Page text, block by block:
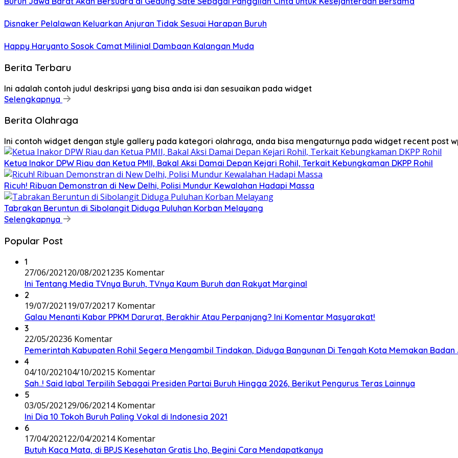
Disnaker Pelalawan Keluarkan Anjuran Tidak Sesuai Harapan Buruh
Happy Haryanto Sosok Camat Milinial Dambaan Kalangan Muda
Berita Terbaru
Ini adalah contoh judul deskripsi yang bisa anda isi dan sesuaikan pada widget
Selengkapnya
Berita Olahraga
Ini contoh widget dengan style gallery pada kategori olahraga, anda bisa mengaturnya pada widget recent post
Ketua Inakor DPW Riau dan Ketua PMII, Bakal Aksi Damai Depan Kejari Rohil, Terkait Kebungkaman DKPP Rohil
Ricuh! Ribuan Demonstran di New Delhi, Polisi Mundur Kewalahan Hadapi Massa
Tabrakan Beruntun di Sibolangit Diduga Puluhan Korban Melayang
Selengkapnya
Popular Post
1
27/06/202120/08/2021235 Komentar
Ini Tentang Media TVnya Buruh, TVnya Kaum Buruh dan Rakyat Marginal
2
19/07/2021 19/07/20217 Komentar
Galau Menanti Kabar PPKM Darurat, Berakhir Atau Perpanjang? Ini Komentar Masyarakat!
3
22/05/20236 Komentar
Pemerintah Kabupaten Rohil Segera Mengambil Tindakan, Diduga Bangunan Di Tengah Kota Memakan Badan
4
04/10/202104/10/20215 Komentar
Sah..! Said Iqbal Terpilih Sebagai Presiden Partai Buruh Hingga 2026, Berikut Pengurus Teras Lainnya
5
03/05/202129/06/20214 Komentar
Ini Dia 10 Tokoh Buruh Paling Vokal di Indonesia 2021
6
17/04/202122/04/20214 Komentar
Butuh Kaca Mata, di BPJS Kesehatan Gratis Lho, Begini Cara Mendapatkanya